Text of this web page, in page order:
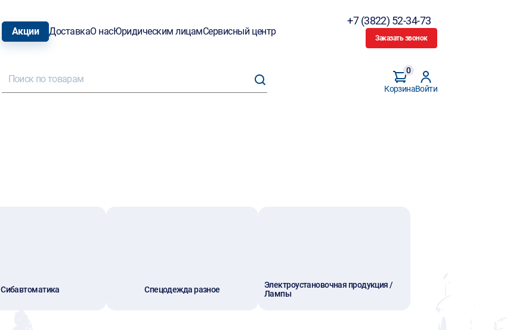
Акции ДоставкаО насЮридическим лицамСервисный центр
+7 (3822) 52-34-73
Заказать звонок
Корзина
0
Войти
Сибавтоматика Спецодежда разное
Электроустановочная продукция /
Лампы